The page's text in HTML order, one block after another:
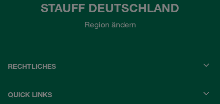
STAUFF DEUTSCHLAND
Region ändern
RECHTLICHES
QUICK LINKS